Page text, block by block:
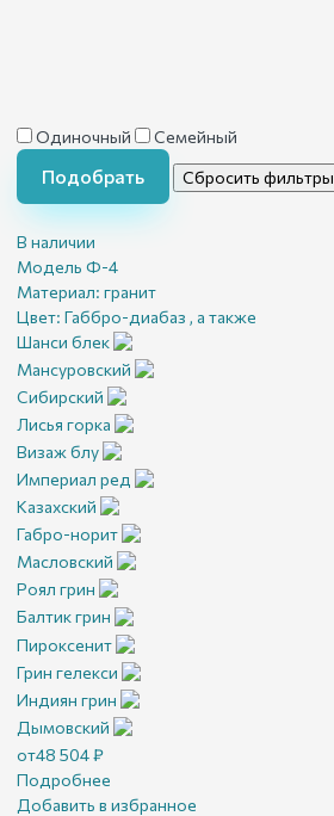
Одиночный Семейный
Подобрать Сбросить фильтры
В наличии
Модель Ф-4
Материал: гранит
Цвет: Габбро-диабаз , а также
Шанси блек
Мансуровский
Сибирский
Лисья горка
Визаж блу
Империал ред
Казахский
Габро-норит
Масловский
Роял грин
Балтик грин
Пироксенит
Грин гелекси
Индиян грин
Дымовский
от48 504₽
Подробнее
Добавить в избранное